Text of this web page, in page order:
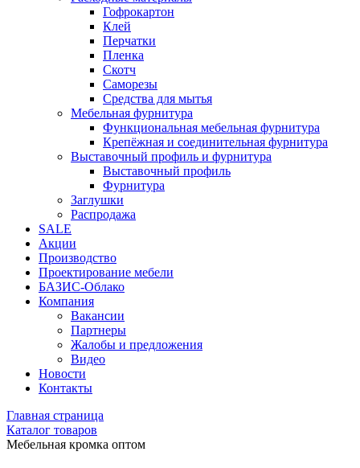
Гофрокартон
Клей
Перчатки
Пленка
Скотч
Саморезы
Средства для мытья
Мебельная фурнитура
Функциональная мебельная фурнитура
Крепёжная и соединительная фурнитура
Выставочный профиль и фурнитура
Выставочный профиль
Фурнитура
Заглушки
Распродажа
SALE
Акции
Производство
Проектирование мебели
БАЗИС-Облако
Компания
Вакансии
Партнеры
Жалобы и предложения
Видео
Новости
Контакты
Главная страница
Каталог товаров
Мебельная кромка оптом